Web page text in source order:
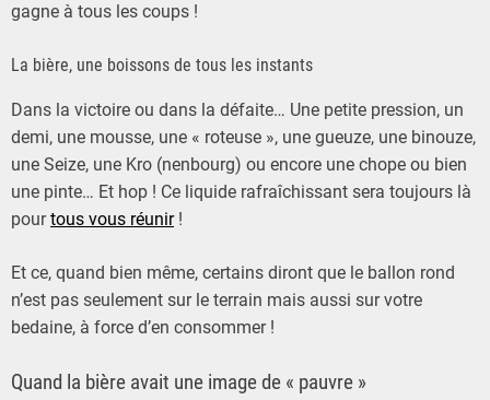
gagne à tous les coups !
La bière, une boissons de tous les instants
Dans la victoire ou dans la défaite… Une petite pression, un
demi, une mousse, une « roteuse », une gueuze, une binouze,
une Seize, une Kro (nenbourg) ou encore une chope ou bien
une pinte… Et hop ! Ce liquide rafraîchissant sera toujours là
pourtous vous réunir!
Et ce, quand bien même, certains diront que le ballon rond
n’est pas seulement sur le terrain mais aussi sur votre
bedaine, à force d’en consommer !
Quand la bière avait une image de « pauvre »